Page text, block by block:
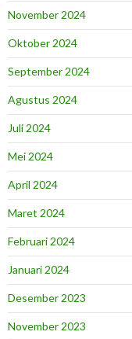
November 2024
Oktober 2024
September 2024
Agustus 2024
Juli 2024
Mei 2024
April 2024
Maret 2024
Februari 2024
Januari 2024
Desember 2023
November 2023